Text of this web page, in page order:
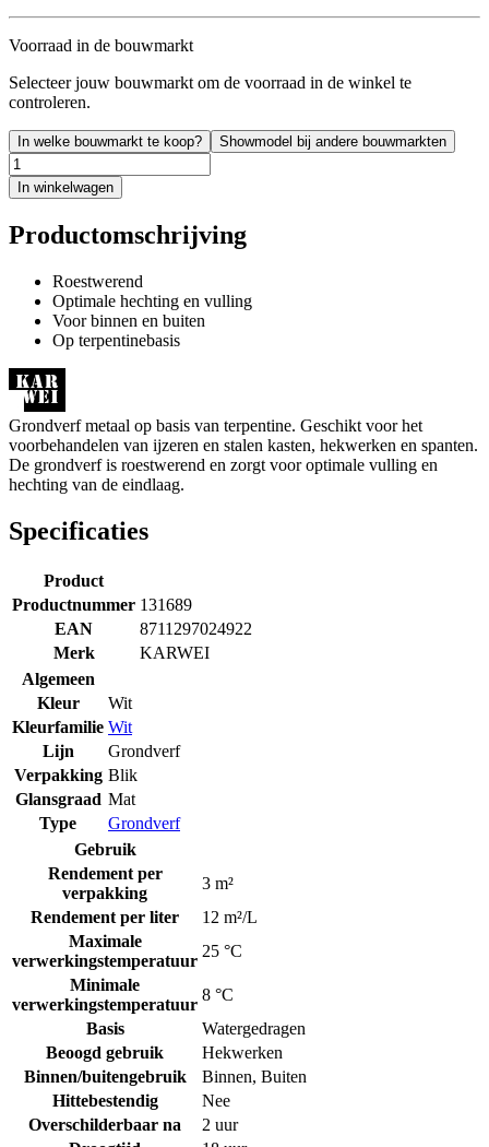
Voorraad in de bouwmarkt
Selecteer jouw bouwmarkt om de voorraad in de winkel te
controleren.
In welke bouwmarkt te koop? Showmodel bij andere bouwmarkten
In winkelwagen
Productomschrijving
Roestwerend
Optimale hechting en vulling
Voor binnen en buiten
Op terpentinebasis
Grondverf metaal op basis van terpentine. Geschikt voor het
voorbehandelen van ijzeren en stalen kasten, hekwerken en spanten.
De grondverf is roestwerend en zorgt voor optimale vulling en
hechting van de eindlaag.
Specificaties
Product
Productnummer 131689
EAN
8711297024922
Merk
KARWEI
Algemeen
Kleur
Wit
Kleurfamilie Wit
Lijn
Grondverf
Verpakking Blik
Glansgraad Mat
Type
Grondverf
Gebruik
Rendement per
verpakking
3 m²
Rendement per liter
12 m²/L
Maximale
verwerkingstemperatuur
25 °C
Minimale
verwerkingstemperatuur
8 °C
Basis
Watergedragen
Beoogd gebruik
Hekwerken
Binnen/buitengebruik
Binnen, Buiten
Hittebestendig
Nee
Overschilderbaar na
2 uur